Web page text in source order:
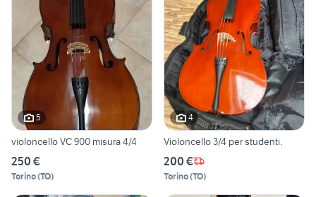
5
violoncello VC 900 misura 4/4
250 €
Torino(TO)
4
Violoncello 3/4 per studenti.
200 €
Torino(TO)